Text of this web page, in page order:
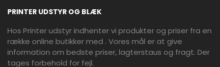
PRINTER UDSTYR OG BLÆK
Hos Printer udstyr indhenter vi produkter og priser fra en
række online butikker med . Vores mål er at give
information om bedste priser, lagterstaus og fragt. Der
tages forbehold for fejl.